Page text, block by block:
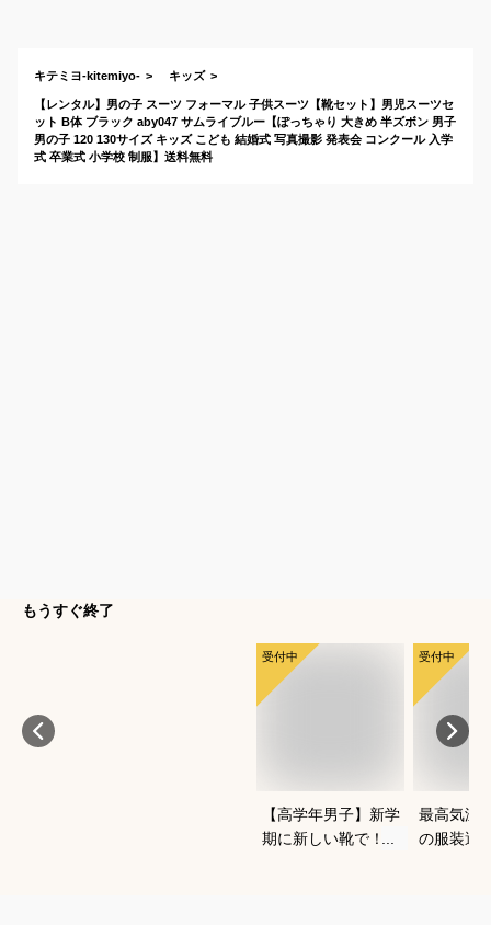
キテミヨ-kitemiyo- キッズ
【レンタル】男の子 スーツ フォーマル 子供スーツ【靴セット】男児スーツセ
ット B体 ブラック aby047 サムライブルー【ぽっちゃり 大きめ 半ズボン 男子
男の子 120 130サイズ キッズ こども 結婚式 写真撮影 発表会 コンクール 入学
式 卒業式 小学校 制服】送料無料
もうすぐ終了
受付中
【高学年男子】新学
期に新しい靴で！か
受付中
最高気温
の服装選